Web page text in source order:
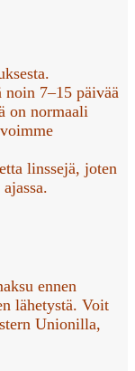
7–15 päivää
on normaali
linssejä, joten
ennen
lähetystä. Voit
Unionilla,